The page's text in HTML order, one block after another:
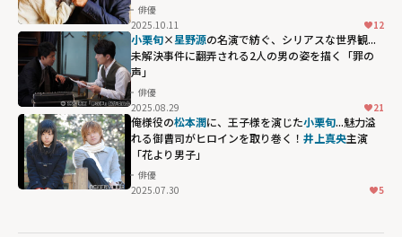
俳優
2025.10.11
12
小栗旬×星野源の名演で紡ぐ、シリアスな世界観...
未解決事件に翻弄される2人の男の姿を描く「罪の
声」
俳優
2025.08.29
21
俺様役の松本潤に、王子様を演じた小栗旬...魅力溢
れる御曹司がヒロインを取り巻く！ 井上真央主演
「花より男子」
俳優
2025.07.30
5